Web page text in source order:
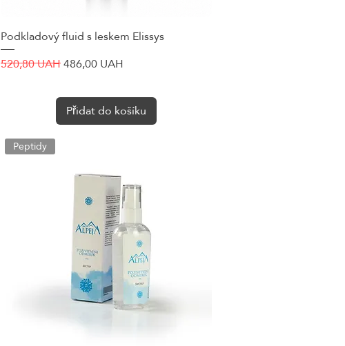
Rychlý náhled
Podkladový fluid s leskem Elissys
Běžná cena
520,80 UAHZvýhodněná cena
486,00 UAH
Přidat do košíku
Peptidy